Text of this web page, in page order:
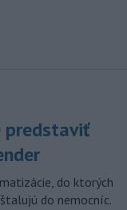
predstaviť
do ktorých
do nemocníc.